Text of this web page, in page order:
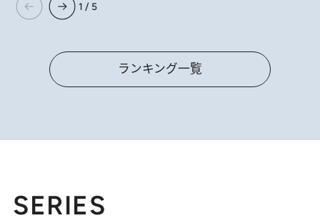
1 / 5
ランキング一覧
SERIES